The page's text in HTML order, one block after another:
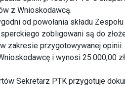
z Wnioskodawcą.
od powołania składu
zobligowani są do
zakresie przygotowywanej opinii.
i wynosi 25.000,00
Sekretarz PTK przygotuje